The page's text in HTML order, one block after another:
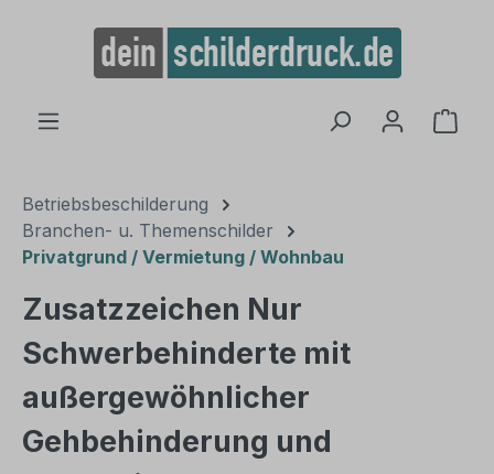
springen
Betriebsbeschilderung
Branchen- u. Themenschilder
Privatgrund / Vermietung / Wohnbau
Zusatzzeichen Nur
Schwerbehinderte mit
außergewöhnlicher
Gehbehinderung und